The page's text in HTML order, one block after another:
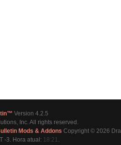
Version 4.2.5
Inc. All rights reserved.
Mods & Addons Copyright © 2026
-3. Hora atual: 18:21.